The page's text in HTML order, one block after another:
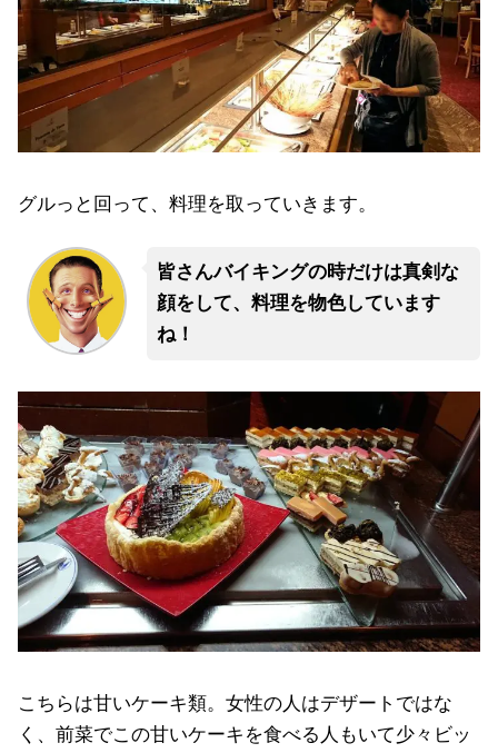
グルっと回って、料理を取っていきます。
皆さんバイキングの時だけは真剣な
顔をして、料理を物色しています
ね！
こちらは甘いケーキ類。女性の人はデザートではな
く、前菜でこの甘いケーキを食べる人もいて少々ビッ